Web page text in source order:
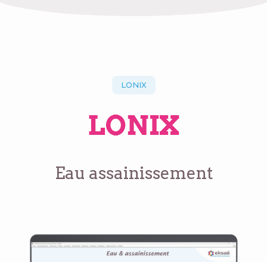
LONIX
Eau assainissement